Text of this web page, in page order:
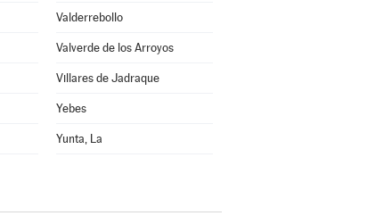
Valderrebollo
Valverde de los Arroyos
Villares de Jadraque
Yebes
Yunta, La